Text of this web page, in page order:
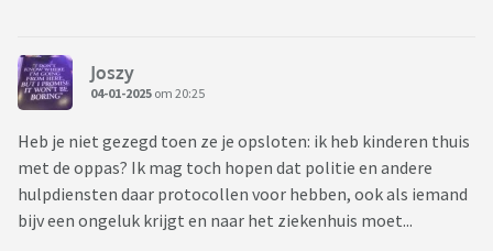
Joszy
04-01-2025 om 20:25
Heb je niet gezegd toen ze je opsloten: ik heb kinderen thuis
met de oppas? Ik mag toch hopen dat politie en andere
hulpdiensten daar protocollen voor hebben, ook als iemand
bijv een ongeluk krijgt en naar het ziekenhuis moet...